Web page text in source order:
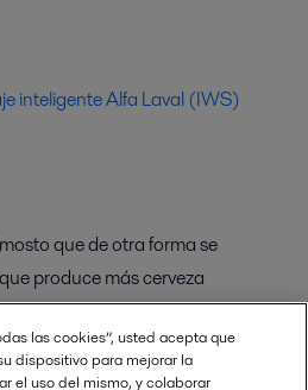
inteligente Alfa Laval (IWS)
que de otra forma se
produce más cerveza
las cookies”, usted acepta que
dispositivo para mejorar la
el uso del mismo, y colaborar